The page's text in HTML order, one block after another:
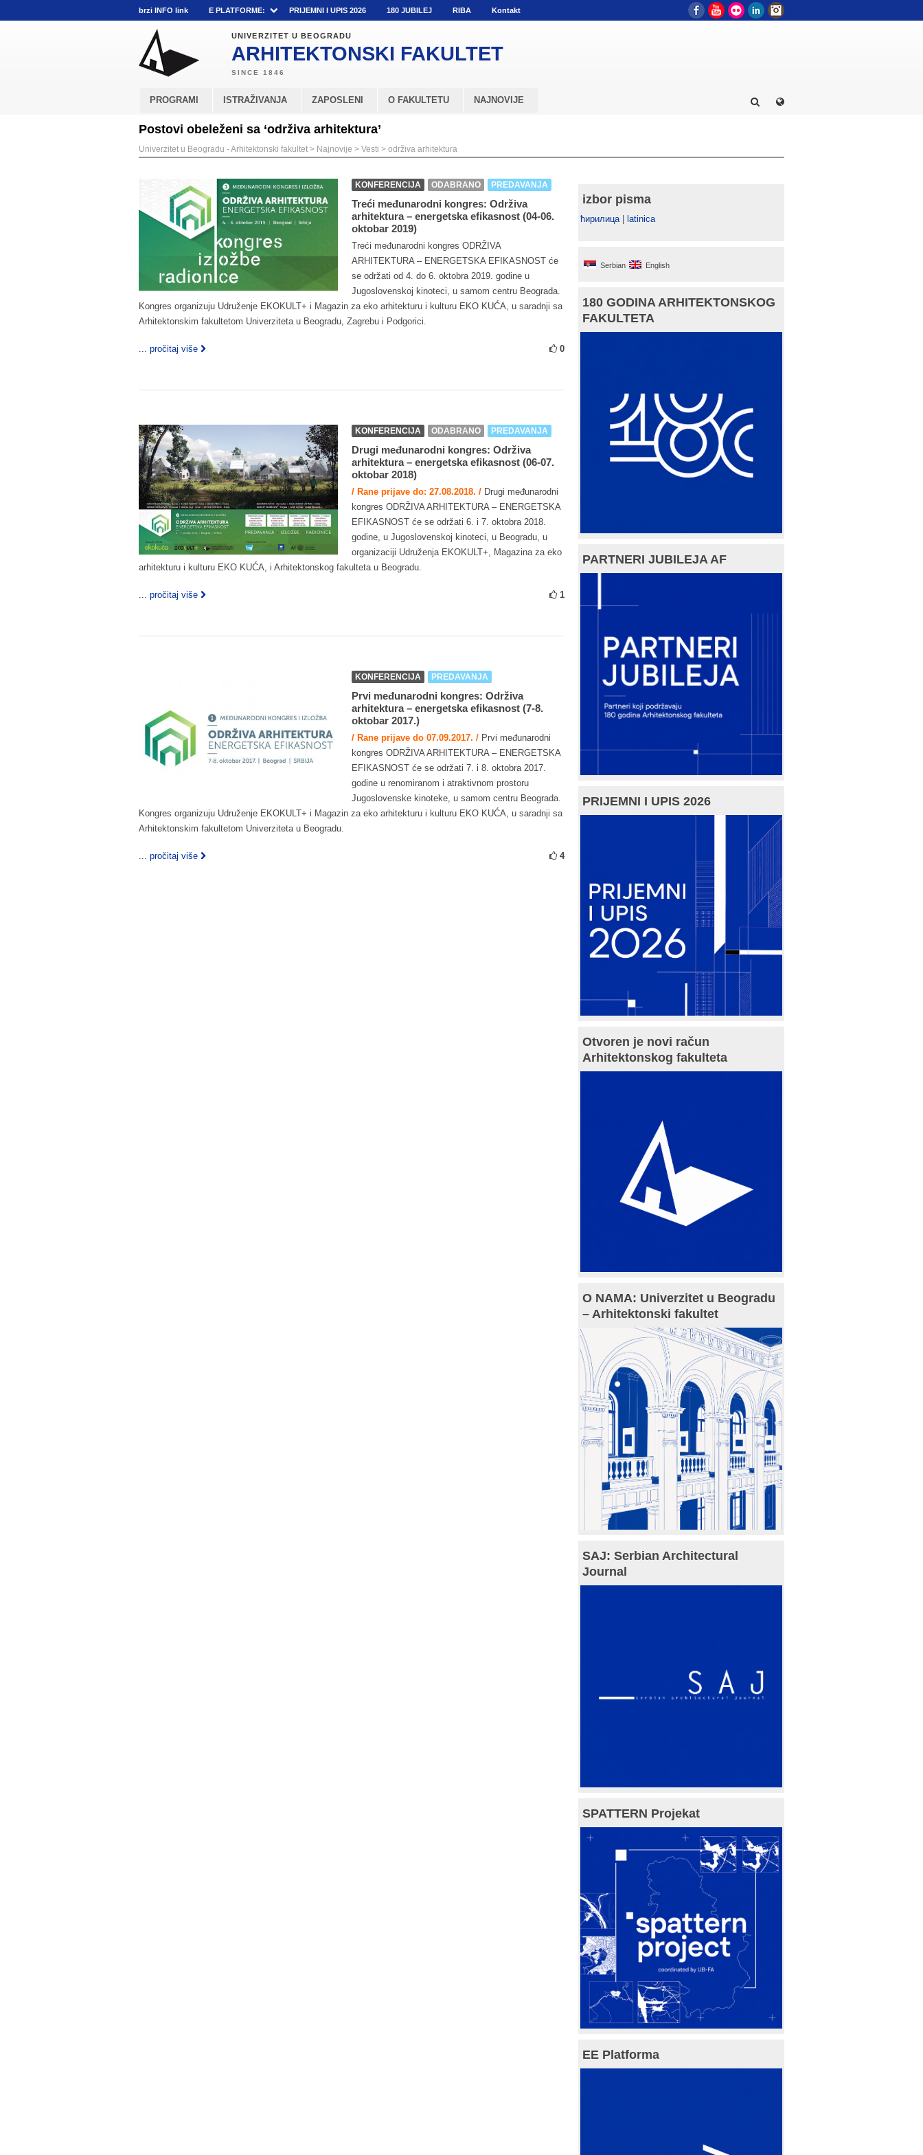
brzi INFO link E PLATFORME: PRIJEMNI I UPIS 2026 180 JUBILEJ RIBA Kontakt FacebookYouTube
Flickr LinkedIn
UNIVERZITET U BEOGRADU
ARHITEKTONSKI FAKULTET
PROGRAMI ISTRAŽIVANJA ZAPOSLENI O FAKULTETU NAJNOVIJE
Postovi obeleženi sa ‘održiva arhitektura’
Univerzitet u Beogradu - Arhitektonski fakultet > Najnovije > Vesti > održiva arhitektura
KONFERENCIJA ODABRANO PREDAVANJA
Treći međunarodni kongres: Održiva
arhitektura – energetska efikasnost (04-06.
oktobar 2019)
Treći međunarodni kongres ODRŽIVA
ARHITEKTURA – ENERGETSKA EFIKASNOST će
se održati od 4. do 6. oktobra 2019. godine u
Jugoslovenskoj kinoteci, u samom centru Beograda.
Kongres organizuju Udruženje EKOKULT+ i Magazin za eko arhitekturu i kulturu EKO KUĆA, u saradnji sa
Arhitektonskim fakultetom Univerziteta u Beogradu, Zagrebu i Podgorici.
... pročitaj više 0
KONFERENCIJA ODABRANO PREDAVANJA
Drugi međunarodni kongres: Održiva
arhitektura – energetska efikasnost (06-07.
oktobar 2018)
/ Rane prijave do: 27.08.2018. / Drugi međunarodni
kongres ODRŽIVA ARHITEKTURA – ENERGETSKA
EFIKASNOST će se održati 6. i 7. oktobra 2018.
godine, u Jugoslovenskoj kinoteci, u Beogradu, u
organizaciji Udruženja EKOKULT+, Magazina za eko
arhitekturu i kulturu EKO KUĆA, i Arhitektonskog fakulteta u Beogradu.
... pročitaj više 1
KONFERENCIJA PREDAVANJA
Prvi međunarodni kongres: Održiva
arhitektura – energetska efikasnost (7-8.
oktobar 2017.)
/ Rane prijave do 07.09.2017. / Prvi međunarodni
kongres ODRŽIVA ARHITEKTURA – ENERGETSKA
EFIKASNOST će se održati 7. i 8. oktobra 2017.
godine u renomiranom i atraktivnom prostoru
Jugoslovenske kinoteke, u samom centru Beograda.
Kongres organizuju Udruženje EKOKULT+ i Magazin za eko arhitekturu i kulturu EKO KUĆA, u saradnji sa
Arhitektonskim fakultetom Univerziteta u Beogradu.
... pročitaj više 4
izbor pisma
ћирилица| latinica
Serbian English
180 GODINA ARHITEKTONSKOG
FAKULTETA
PARTNERI JUBILEJA AF
PRIJEMNI I UPIS 2026
Otvoren je novi račun
Arhitektonskog fakulteta
O NAMA: Univerzitet u Beogradu
– Arhitektonski fakultet
SAJ: Serbian Architectural
Journal
SPATTERN Projekat
EE Platforma